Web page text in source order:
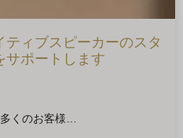
ティブスピーカーのスタ
サポートします
くのお客様